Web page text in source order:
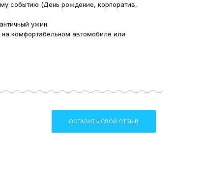
событию (День рождение, корпоратив,
ужин.
на комфортабельном автомобиле или
ОСТАВИТЬ СВОЙ ОТЗЫВ